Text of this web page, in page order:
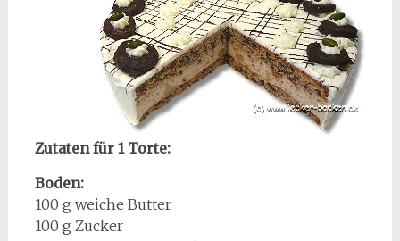
Zutaten für 1 Torte:
Boden:
100 g weiche Butter
100 g Zucker